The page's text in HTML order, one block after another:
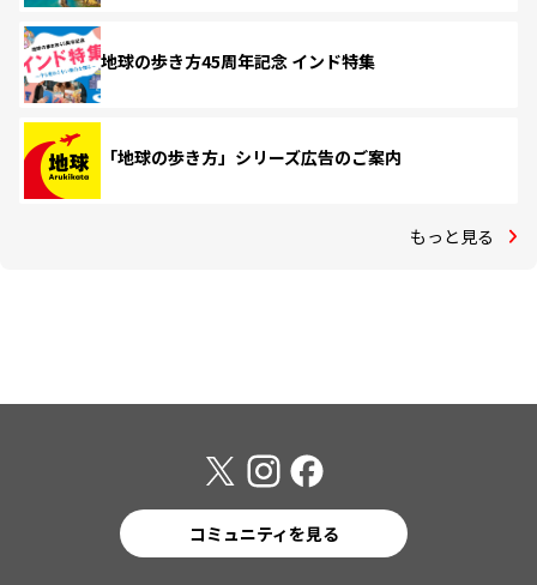
地球の歩き方45周年記念 インド特集
「地球の歩き方」シリーズ広告のご案内
もっと見る
コミュニティを見る